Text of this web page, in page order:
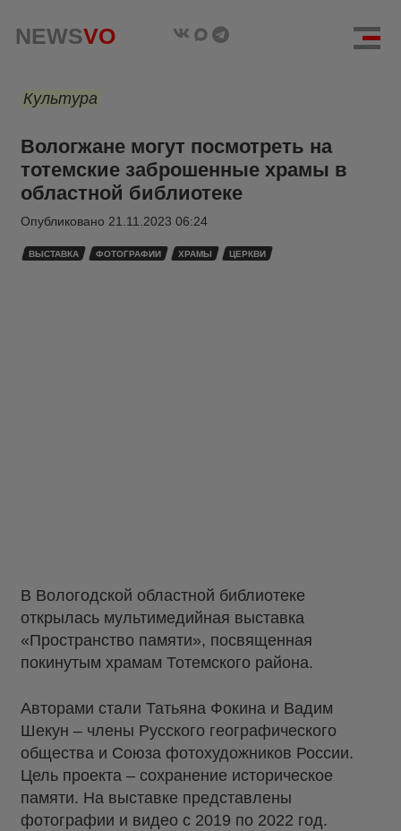
NEWSVO
Культура
Вологжане могут посмотреть на
тотемские заброшенные храмы в
областной библиотеке
Опубликовано 21.11.2023 06:24
ВЫСТАВКА ФОТОГРАФИИ ХРАМЫ ЦЕРКВИ
В Вологодской областной библиотеке
открылась мультимедийная выставка
«Пространство памяти», посвященная
покинутым храмам Тотемского района.
Авторами стали Татьяна Фокина и Вадим
Шекун – члены Русского географического
общества и Союза фотохудожников России.
Цель проекта – сохранение историческое
памяти. На выставке представлены
фотографии и видео с 2019 по 2022 год.